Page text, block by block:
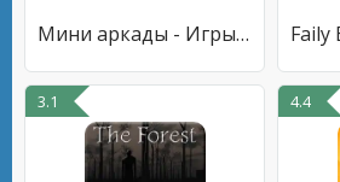
Мини аркады - Игры на двоих
3.1 4.4